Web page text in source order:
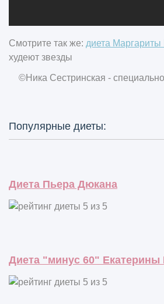
Смотрите так же: диета Маргариты
худеют звезды
©Ника Сестринская -
Популярные диеты:
Диета Пьера Дюкана
Диета "минус 60"